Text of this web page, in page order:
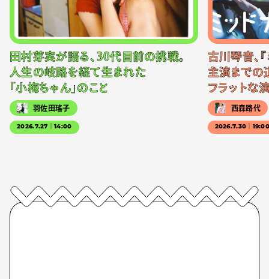
田村芽実が語る、30代目前の挑戦。
人生の岐路を経て生まれた
「小梅ちゃん」のこと
羽佐田瑤子
2026.7.27｜14:00
古川琴音、
主演までの
フラットな
西森路代
2026.7.30｜